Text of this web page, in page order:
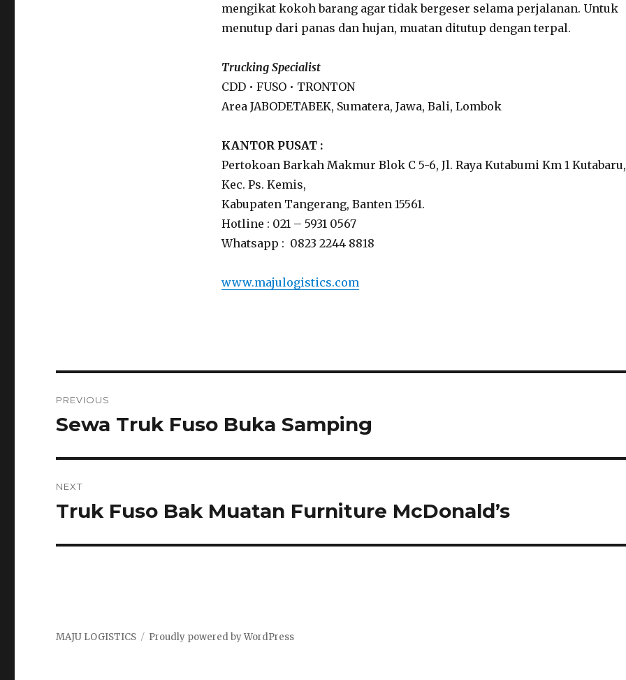
mengikat kokoh barang agar tidak bergeser selama perjalanan. Untuk
menutup dari panas dan hujan, muatan ditutup dengan terpal.
Trucking Specialist
CDD • FUSO • TRONTON
Area JABODETABEK, Sumatera, Jawa, Bali, Lombok
KANTOR PUSAT :
Pertokoan Barkah Makmur Blok C 5-6, Jl. Raya Kutabumi Km 1 Kutabaru,
Kec. Ps. Kemis,
Kabupaten Tangerang, Banten 15561.
Hotline : 021 – 5931 0567
Whatsapp : 0823 2244 8818
www.majulogistics.com
navigation
PREVIOUS
Previous
Sewa Truk Fuso Buka Samping
NEXT
Next
Truk Fuso Bak Muatan Furniture McDonald’s
MAJU LOGISTICS Proudly powered by WordPress